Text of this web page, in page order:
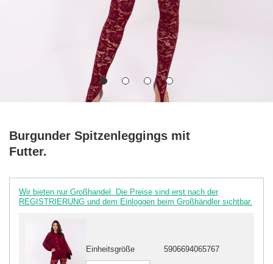
Burgunder Spitzenleggings mit
Futter.
Wir bieten nur Großhandel. Die Preise sind erst nach der
REGISTRIERUNG und dem Einloggen beim Großhändler sichtbar.
Einheitsgröße 5906694065767